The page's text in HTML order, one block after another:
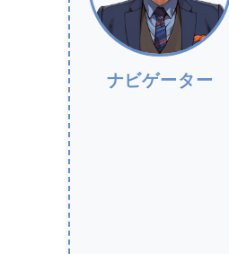
ナビゲーター